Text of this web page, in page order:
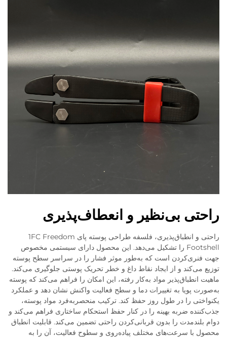
راحتی بی‌نظیر و انعطاف‌پذیری
راحتی و انطباق‌پذیری، فلسفه طراحی پوسته پای 1FC Freedom
Footshell را تشکیل می‌دهد. این محصول دارای سیستمی مخصوص
جهت فنری‌کردن است که به‌طور موثر فشار را در سراسر سطح پوسته
توزیع می‌کند و از ایجاد نقاط داغ و خطر تحریک پوستی جلوگیری می‌کند.
ماهیت انطباق‌پذیر مواد به‌کار رفته، این امکان را فراهم می‌کند که پوسته
به‌صورت پویا به تغییرات دما و سطح فعالیت واکنش نشان دهد و عملکرد
یکنواختی را در طول روز حفظ کند. ترکیب منحصربه‌فرد مواد پوسته،
جذب‌کننده ضربه بهینه را در کنار حفظ استحکام ساختاری فراهم می‌کند و
دوام بلندمدت را بدون قربانی‌کردن راحتی تضمین می‌کند. قابلیت انطباق
محصول با سرعت‌های مختلف پیاده‌روی و سطوح فعالیت، آن را به